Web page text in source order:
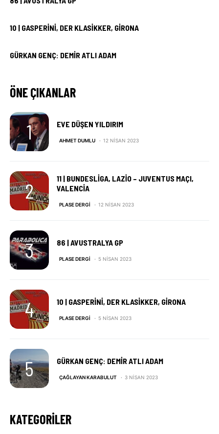
10 | GASPERINI, DER KLASIKKER, GIRONA
GÜRKAN GENÇ: DEMIR ATLI ADAM
ÖNE ÇIKANLAR
EVE DÜŞEN YILDIRIM
AHMET DUMLU 12 NISAN 2023
11 | BUNDESLIGA, LAZIO – JUVENTUS MAÇI,
VALENCIA
PLASE DERGI 12 NISAN 2023
86 | AVUSTRALYA GP
PLASE DERGI 5 NISAN 2023
10 | GASPERINI, DER KLASIKKER, GIRONA
PLASE DERGI 5 NISAN 2023
GÜRKAN GENÇ: DEMIR ATLI ADAM
ÇAĞLAYAN KARABULUT 3 NISAN 2023
KATEGORILER